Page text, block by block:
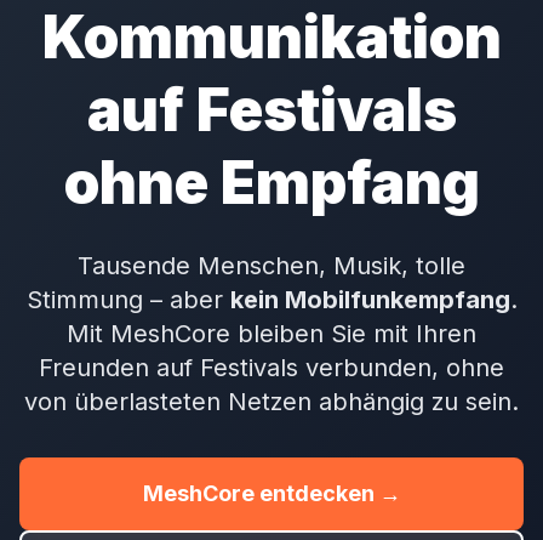
Kommunikation
auf Festivals
ohne Empfang
Tausende Menschen, Musik, tolle
Stimmung – aber kein Mobilfunkempfang.
Mit MeshCore bleiben Sie mit Ihren
Freunden auf Festivals verbunden, ohne
von überlasteten Netzen abhängig zu sein.
MeshCore entdecken →